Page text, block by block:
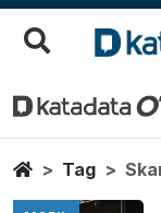
Skandal
Berita
HomeTag